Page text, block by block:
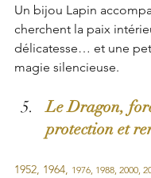
Un bijou Lapin
cherchent la paix
délicatesse… et une
magie silencieuse.
Le Dragon,
protection et
1952, 1964, 1976, 1988, 2000,